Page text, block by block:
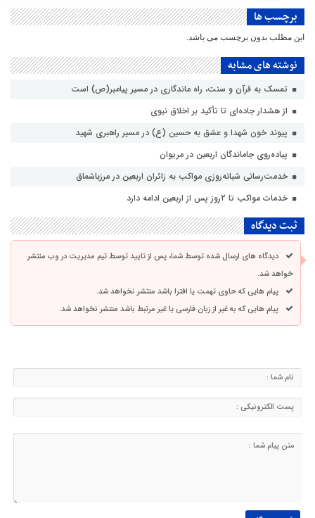
برچسب ها
این مطلب بدون برچسب می باشد.
نوشته های مشابه
تمسک به قرآن و سنت، راه ماندگاری در مسیر پیامبر(ص) است
از هشدار جاده‌ای تا تأکید بر اخلاق نبوی
پیوند خون شهدا و عشق به حسین (ع) در مسیر راهبری شهید
پیاده‌روی جاماندگان اربعین در مریوان
خدمت‌رسانی شبانه‌روزی مواکب به زائران اربعین در مرزباشماق
خدمات مواکب تا ۲روز پس از اربعین ادامه دارد
ثبت دیدگاه
دیدگاه های ارسال شده توسط شما، پس از تایید توسط تیم مدیریت در وب منتشر
خواهد شد.
پیام هایی که حاوی تهمت یا افترا باشد منتشر نخواهد شد.
پیام هایی که به غیر از زبان فارسی یا غیر مرتبط باشد منتشر نخواهد شد.